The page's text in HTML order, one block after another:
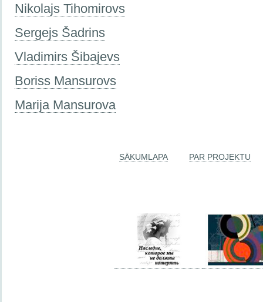
Nikolajs Tihomirovs
Sergejs Šadrins
Vladimirs Šibajevs
Boriss Mansurovs
Marija Mansurova
SĀKUMLAPA PAR PROJEKTU